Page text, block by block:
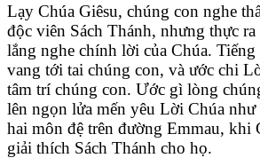
Lạy Chúa Giêsu, chúng con nghe
độc viên Sách Thánh, nhưng thực
lắng nghe chính lời của Chúa. Tiếng
vang tới tai chúng con, và ước chi
tâm trí chúng con. Ước gì lòng
lên ngọn lửa mến yêu Lời Chúa
hai môn đệ trên đường Emmau, khi
giải thích Sách Thánh cho họ.